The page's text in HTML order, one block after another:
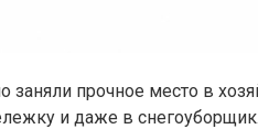
заняли прочное место в
и даже в